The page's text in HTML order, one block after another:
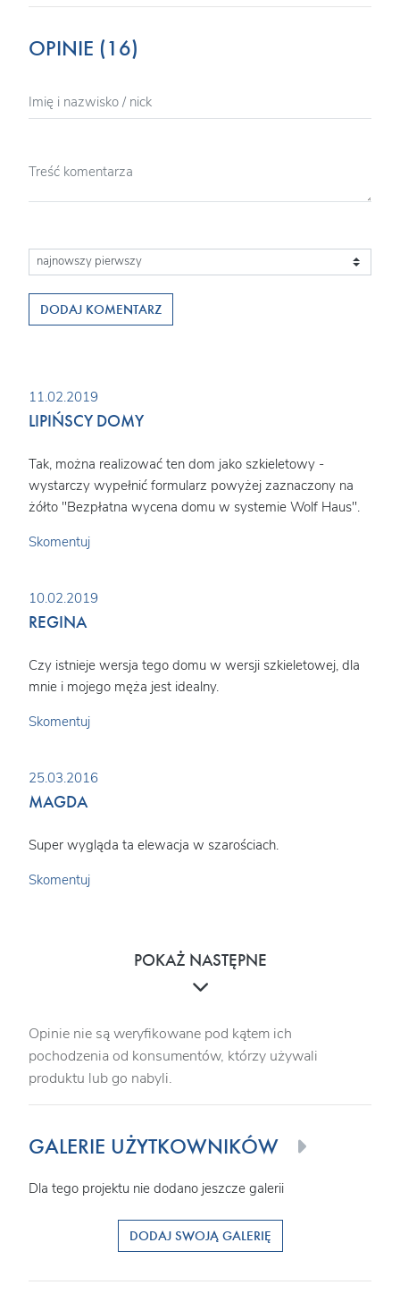
OPINIE (16)
DODAJ KOMENTARZ
11.02.2019
LIPIŃSCY DOMY
Tak, można realizować ten dom jako szkieletowy -
wystarczy wypełnić formularz powyżej zaznaczony na
żółto "Bezpłatna wycena domu w systemie Wolf Haus".
Skomentuj
10.02.2019
REGINA
Czy istnieje wersja tego domu w wersji szkieletowej, dla
mnie i mojego męża jest idealny.
Skomentuj
25.03.2016
MAGDA
Super wygląda ta elewacja w szarościach.
Skomentuj
POKAŻ NASTĘPNE
Opinie nie są weryfikowane pod kątem ich
pochodzenia od konsumentów, którzy używali
produktu lub go nabyli.
GALERIE UŻYTKOWNIKÓW
Dla tego projektu nie dodano jeszcze galerii
DODAJ SWOJĄ GALERIĘ